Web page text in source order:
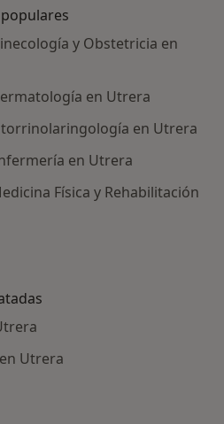
y Obstetricia en
en Utrera
en Utrera
en Utrera
Física y Rehabilitación
Utrera